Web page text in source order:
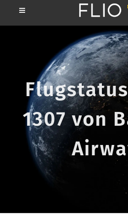
1307 von